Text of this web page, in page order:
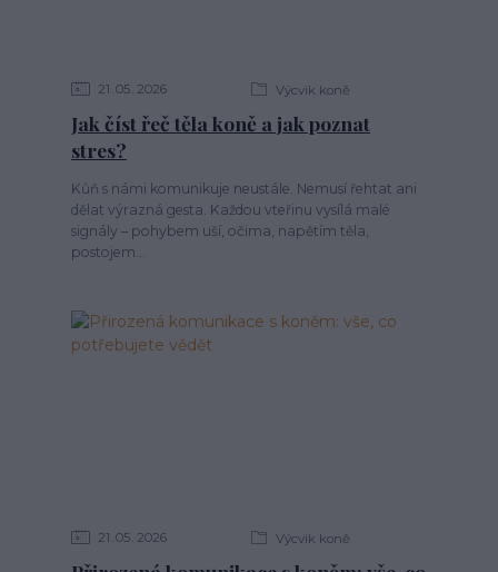
21 05 2026 Výcvik koně
Jak číst řeč těla koně a jak poznat
stres?
Kůň s námi komunikuje neustále. Nemusí řehtat ani
dělat výrazná gesta. Každou vteřinu vysílá malé
signály – pohybem uší, očima, napětím těla,
postojem...
21 05 2026 Výcvik koně